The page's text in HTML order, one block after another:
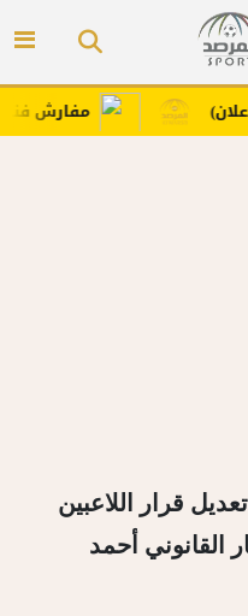
مفارش فندورا
قرار اللاعبين
القانوني أحمد